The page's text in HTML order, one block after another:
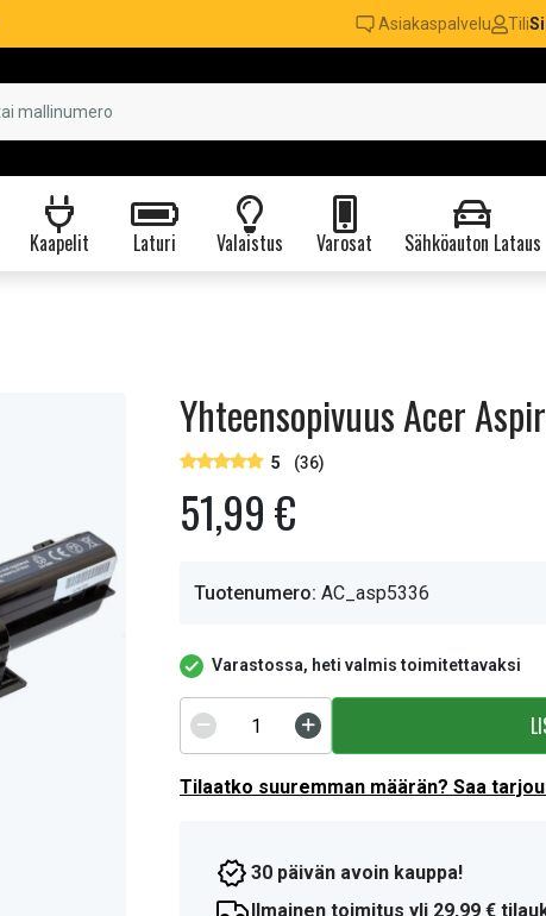
Asiakaspalvelu Tili
Kaapelit Laturi Valaistus Varosat Sähköauton Lataus
Yhteensopivuus Acer
5 (36)
51,99 €
Tuotenumero: AC_asp5336
Varastossa, heti valmis toimitettavaksi
Tilaatko suuremman määrän? Saa
30 päivän avoin kauppa!
Ilmainen toimitus yli 29,99 €